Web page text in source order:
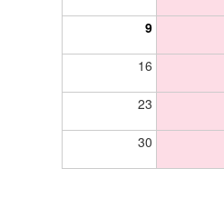
9
16
23
30